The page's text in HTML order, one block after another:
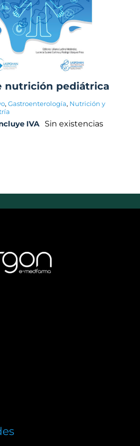
nutrición pediátrica
, Gastroenterología, Nutrición y
IVA Sin existencias